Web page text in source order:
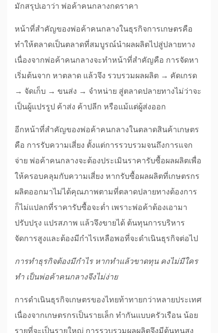
มักสรุปเอาว่า พ่อค้าคนกลางกดราคา
หน้าที่สำคัญของพ่อค้าคนกลางในธุรกิจการเกษตรคือ
ทำให้ตลาดเป็นตลาดที่สมบูรณ์นำผลผลิตไปสู่ปลายทาง
เนื่องจากพ่อค้าคนกลางจะทำหน้าที่สำคัญคือ การจัดหา
เริ่มต้นจาก หาตลาด แล้วจึง รวบรวมผลผลิต → คัดเกรด
→ จัดเก็บ → ขนส่ง → จำหน่าย สู่ตลาดปลายทางไม่ว่าจะ
เป็นผู้แปรรูป ค้าส่ง ค้าปลีก หรือแม้แต่ผู้ส่งออก
อีกหน้าที่สำคัญของพ่อค้าคนกลางในตลาดสินค้าเกษตร
คือ การรับความเสี่ยง ตั้งแต่การรวบรวมจนถึงการแจก
จ่าย พ่อค้าคนกลางจะต้องประเมินราคารับซื้อผลผลิตเพื่อ
ให้ครอบคลุมกับความเสี่ยง หากรับซื้อผลผลิตที่เกษตรกร
ผลิตออกมาไม่ได้คุณภาพตามที่ตลาดปลายทางต้องการ
ก็ไม่แปลกที่ราคารับซื้อจะต่ำ เพราะพ่อค้าต้องเอามา
ปรับปรุง แปรสภาพ แล้วจึงขายได้ ต้นทุนการบริหาร
จัดการสูงและต้องมีกำไรเหลือพอที่จะดำเนินธุรกิจต่อไป
การทำธุรกิจต้องมีกำไร หากทำแล้วขาดทุน คงไม่มีใคร
ทำ เป็นพ่อค้าคนกลางจึงไม่ง่าย
การดำเนินธุรกิจเกษตรของไทยท้าทายกว่าหลายประเทศ
เนื่องจากเกษตรกรเป็นรายเล็ก ทำกันแบบครัวเรือน น้อย